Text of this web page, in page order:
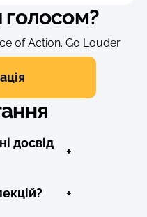
голосом?
of Action. Go Louder
досвід
+
+